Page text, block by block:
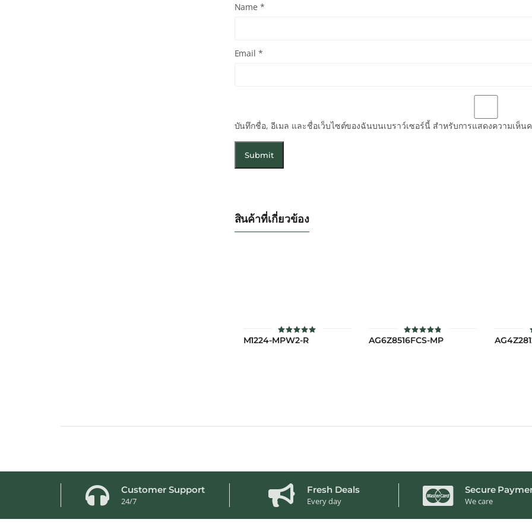
Name*
Email*
บันทึกชื่อ, อีเมล และชื่อเว็บไซต์ของฉันบนเบราว์เซอร์นี้ สำหรับการแสดงความเห็น
สินค้าที่เกี่ยวข้อง
ให้คะแนน
M1224-MPW2-R
ให้คะแนน
AG6Z8516FCS-MP
Customer Support
24/7
Fresh Deals
Every day
Secure
We care